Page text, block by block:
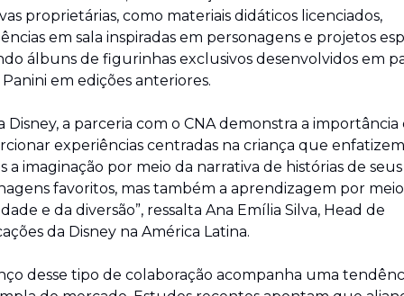
proprietárias, como materiais didáticos licenciados,
em sala inspiradas em personagens e projetos
álbuns de figurinhas exclusivos desenvolvidos em
em edições anteriores.
Disney, a parceria com o CNA demonstra a importância
experiências centradas na criança que
a imaginação por meio da narrativa de histórias de seus
favoritos, mas também a aprendizagem por
e da diversão”, ressalta Ana Emília Silva, Head de
da Disney na América Latina.
desse tipo de colaboração acompanha uma